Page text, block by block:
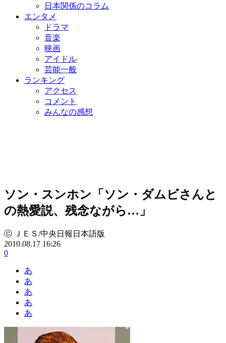
日本関係のコラム
エンタメ
ドラマ
音楽
映画
アイドル
芸能一般
ランキング
アクセス
コメント
みんなの感想
ソン・スンホン「ソン・ダムビさんと
の熱愛説、残念ながら…」
ⓒ ＪＥＳ/中央日報日本語版
2010.08.17 16:26
0
あ
あ
あ
あ
あ